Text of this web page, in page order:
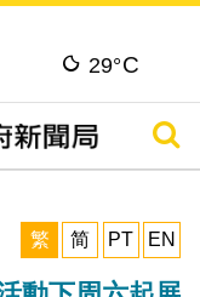
29°C
搜尋
繁
简 PT EN